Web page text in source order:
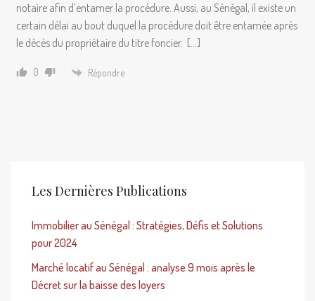
notaire afin d’entamer la procédure. Aussi, au Sénégal, il existe un
certain délai au bout duquel la procédure doit être entamée après
le décès du propriétaire du titre foncier. […]
0 Répondre
Les Dernières Publications
Immobilier au Sénégal : Stratégies, Défis et Solutions
pour 2024
Marché locatif au Sénégal : analyse 9 mois après le
Décret sur la baisse des loyers